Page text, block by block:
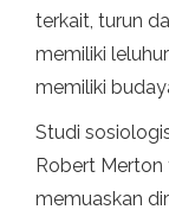
terkait, turun
memiliki
memiliki
Studi
Robert Merton
memuaskan